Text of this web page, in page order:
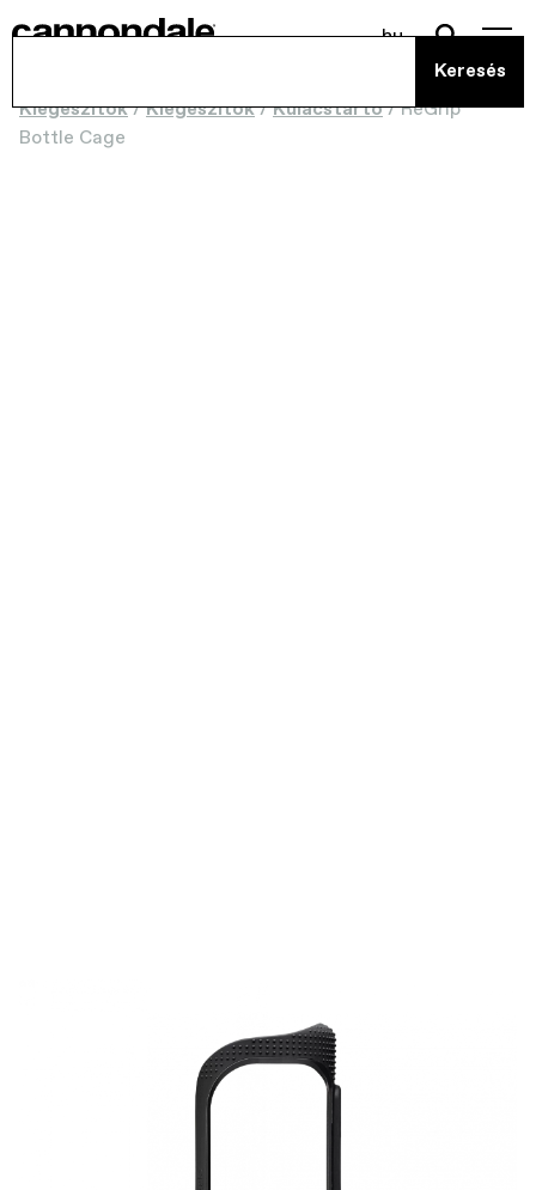
hu
Kiegészítők/Kiegészítők/Kulacstartó/ReGrip
Bottle Cage